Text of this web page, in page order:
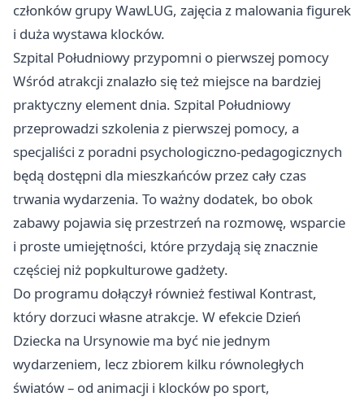
członków grupy WawLUG, zajęcia z malowania figurek
i duża wystawa klocków.
Szpital Południowy przypomni o pierwszej pomocy
Wśród atrakcji znalazło się też miejsce na bardziej
praktyczny element dnia. Szpital Południowy
przeprowadzi szkolenia z pierwszej pomocy, a
specjaliści z poradni psychologiczno-pedagogicznych
będą dostępni dla mieszkańców przez cały czas
trwania wydarzenia. To ważny dodatek, bo obok
zabawy pojawia się przestrzeń na rozmowę, wsparcie
i proste umiejętności, które przydają się znacznie
częściej niż popkulturowe gadżety.
Do programu dołączył również festiwal Kontrast,
który dorzuci własne atrakcje. W efekcie Dzień
Dziecka na Ursynowie ma być nie jednym
wydarzeniem, lecz zbiorem kilku równoległych
światów – od animacji i klocków po sport,